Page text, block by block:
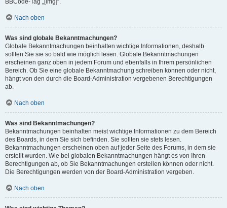
BBCode-Tag „[img]“.
Nach oben
Was sind globale Bekanntmachungen?
Globale Bekanntmachungen beinhalten wichtige Informationen, deshalb
sollten Sie sie so bald wie möglich lesen. Globale Bekanntmachungen
erscheinen ganz oben in jedem Forum und ebenfalls in Ihrem persönlichen
Bereich. Ob Sie eine globale Bekanntmachung schreiben können oder nicht,
hängt von den durch die Board-Administration vergebenen Berechtigungen
ab.
Nach oben
Was sind Bekanntmachungen?
Bekanntmachungen beinhalten meist wichtige Informationen zu dem Bereich
des Boards, in dem Sie sich befinden. Sie sollten sie stets lesen.
Bekanntmachungen erscheinen oben auf jeder Seite des Forums, in dem sie
erstellt wurden. Wie bei globalen Bekanntmachungen hängt es von Ihren
Berechtigungen ab, ob Sie Bekanntmachungen erstellen können oder nicht.
Die Berechtigungen werden von der Board-Administration vergeben.
Nach oben